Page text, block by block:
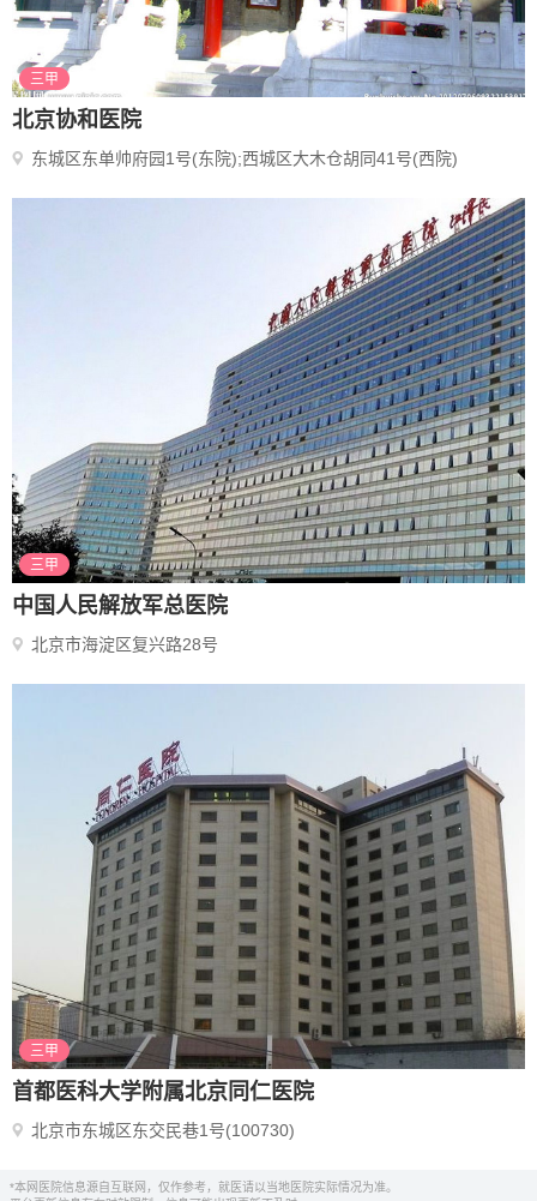
三甲
北京协和医院
东城区东单帅府园1号(东院);西城区大木仓胡同41号(西院)
三甲
中国人民解放军总医院
北京市海淀区复兴路28号
三甲
首都医科大学附属北京同仁医院
北京市东城区东交民巷1号(100730)
*本网医院信息源自互联网，仅作参考，就医请以当地医院实际情况为准。